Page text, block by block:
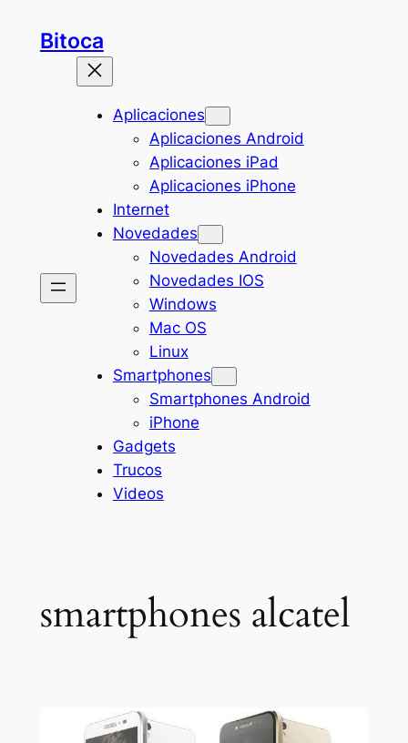
Bitoca
Aplicaciones
Aplicaciones Android
Aplicaciones iPad
Aplicaciones iPhone
Internet
Novedades
Novedades Android
Novedades IOS
Windows
Mac OS
Linux
Smartphones
Smartphones Android
iPhone
Gadgets
Trucos
Videos
smartphones alcatel